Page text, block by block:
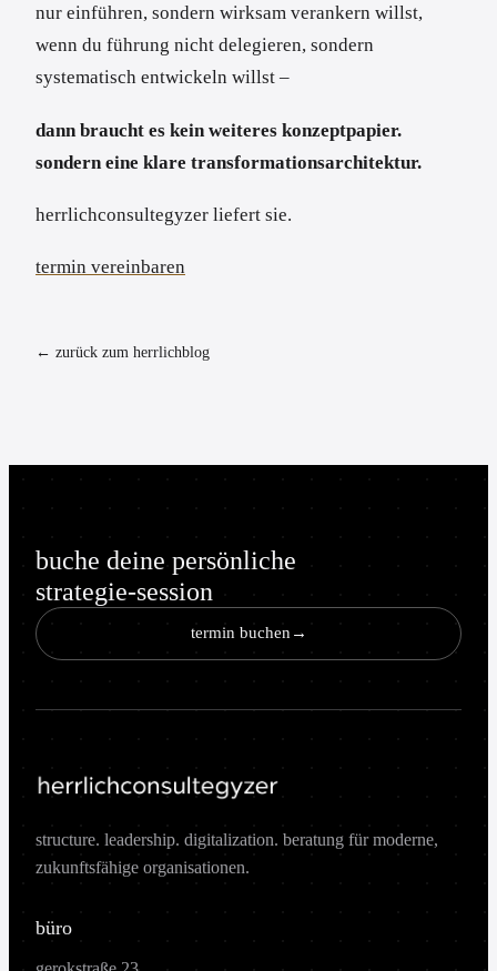
nur einführen, sondern wirksam verankern willst,
wenn du führung nicht delegieren, sondern
systematisch entwickeln willst –
dann braucht es kein weiteres konzeptpapier.
sondern eine klare transformationsarchitektur.
herrlichconsultegyzer liefert sie.
termin vereinbaren
← zurück zum herrlichblog
buche deine persönliche
strategie-session
termin buchen→
structure. leadership. digitalization. beratung für moderne,
zukunftsfähige organisationen.
büro